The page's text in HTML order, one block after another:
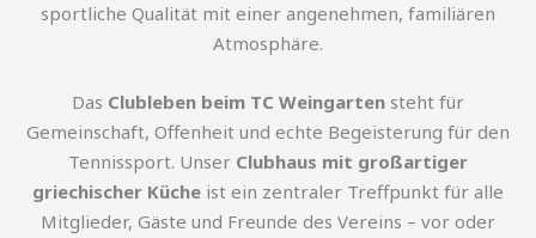
sportliche Qualität mit einer angenehmen, familiären
Atmosphäre.
Das Clubleben beim TC Weingarten steht für
Gemeinschaft, Offenheit und echte Begeisterung für den
Tennissport. Unser Clubhaus mit großartiger
griechischer Küche ist ein zentraler Treffpunkt für alle
Mitglieder, Gäste und Freunde des Vereins – vor oder